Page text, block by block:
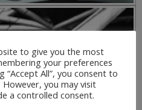
to give you the most
your preferences
“Accept All”, you consent to
you may visit
a controlled consent.